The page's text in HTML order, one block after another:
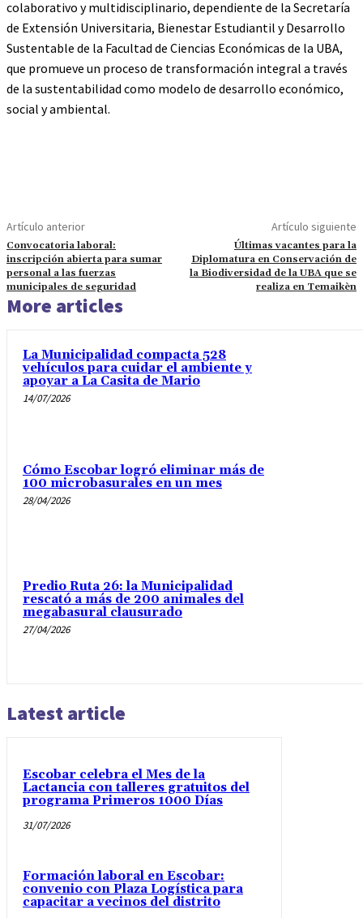
colaborativo y multidisciplinario, dependiente de la Secretaría
de Extensión Universitaria, Bienestar Estudiantil y Desarrollo
Sustentable de la Facultad de Ciencias Económicas de la UBA,
que promueve un proceso de transformación integral a través
de la sustentabilidad como modelo de desarrollo económico,
social y ambiental.
Artículo anterior
Convocatoria laboral:
inscripción abierta para sumar
personal a las fuerzas
municipales de seguridad
Artículo siguiente
Últimas vacantes para la
Diplomatura en Conservación de
la Biodiversidad de la UBA que se
realiza en Temaikèn
More articles
La Municipalidad compacta 528
vehículos para cuidar el ambiente y
apoyar a La Casita de Mario
14/07/2026
Cómo Escobar logró eliminar más de
100 microbasurales en un mes
28/04/2026
Predio Ruta 26: la Municipalidad
rescató a más de 200 animales del
megabasural clausurado
27/04/2026
Latest article
Escobar celebra el Mes de la
Lactancia con talleres gratuitos del
programa Primeros 1000 Días
31/07/2026
Formación laboral en Escobar:
convenio con Plaza Logística para
capacitar a vecinos del distrito